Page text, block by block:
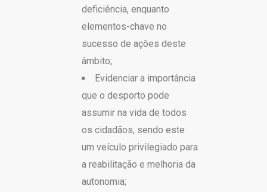
deficiência, enquanto
elementos-chave no
sucesso de ações deste
âmbito;
Evidenciar a importância
que o desporto pode
assumir na vida de todos
os cidadãos, sendo este
um veículo privilegiado para
a reabilitação e melhoria da
autonomia;